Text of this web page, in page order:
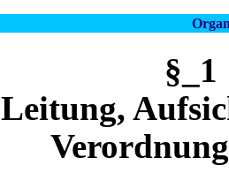
Leitung,